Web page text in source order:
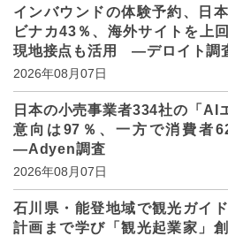
インバウンドの体験予約、日
ビナカ43％、海外サイトを上
現地接点も活用 ―デロイト調
2026年08月07日
日本の小売事業者334社の「AI
意向は97％、一方で消費者
―Adyen調査
2026年08月07日
石川県・能登地域で観光ガイ
計画まで学び「観光起業家